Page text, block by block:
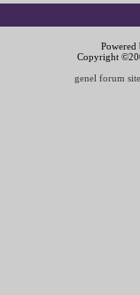
Copyright
genel forum